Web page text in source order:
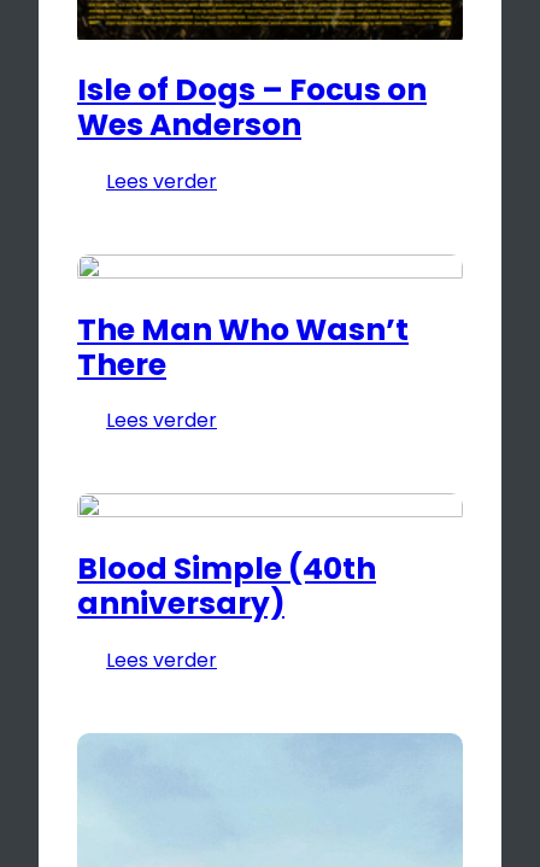
Isle of Dogs – Focus on
Wes Anderson
Lees verder
The Man Who Wasn’t
There
Lees verder
Blood Simple (40th
anniversary)
Lees verder